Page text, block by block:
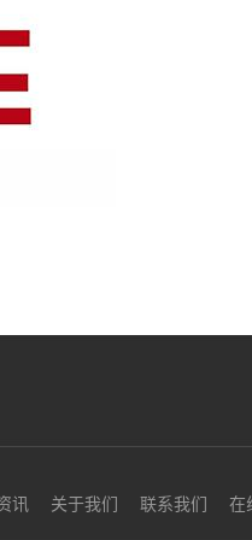
讯 关于我们 联系我们 在